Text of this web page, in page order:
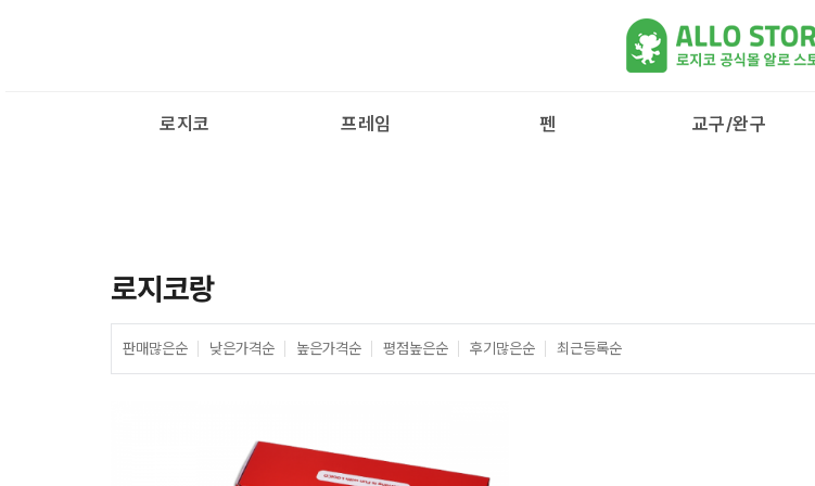
로지코 프레임 펜 교구/완구
로지코랑
판매많은순 낮은가격순 높은가격순 평점높은순 후기많은순 최근등록순